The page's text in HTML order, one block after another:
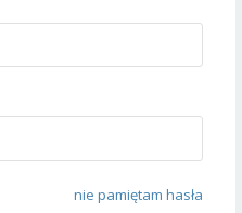
nie pamiętam hasła